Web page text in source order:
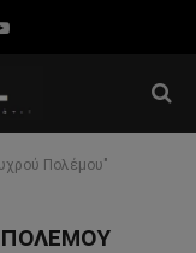
YouTube
Πολέμου"